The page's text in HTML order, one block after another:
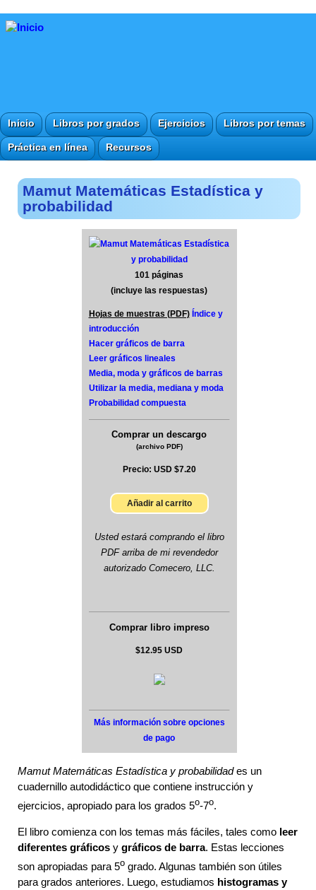
Inicio Libros por grados Ejercicios Libros por temas
Práctica en línea Recursos
Mamut Matemáticas Estadística y
probabilidad
101 páginas
(incluye las respuestas)
Hojas de muestras (PDF) Índice y
introducción
Hacer gráficos de barra
Leer gráficos lineales
Media, moda y gráficos de barras
Utilizar la media, mediana y moda
Probabilidad compuesta
Comprar un descargo
(archivo PDF)
Precio: USD $7.20
Añadir al carrito
Usted estará comprando el libro
PDF arriba de mi revendedor
autorizado Comecero, LLC.
Comprar libro impreso
$12.95 USD
Más información sobre opciones
de pago
Mamut Matemáticas Estadística y probabilidades un
cuadernillo autodidáctico que contiene instrucción y
ejercicios, apropiado para los grados 5o-7o.
El libro comienza con los temas más fáciles, tales como leer
diferentes gráficos y gráficos de barra. Estas lecciones
son apropiadas para 5o grado. Algunas también son útiles
para grados anteriores. Luego, estudiamos histogramas y